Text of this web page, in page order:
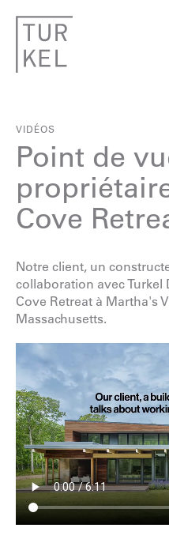
VIDÉOS
Point de
Cove
Notre client, un
collaboration avec Turkel
Cove Retreat à Martha's
Massachusetts.